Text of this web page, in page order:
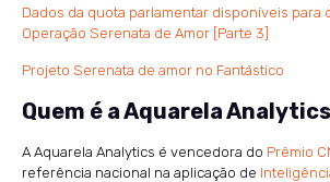
Dados da quota parlamentar disponíveis para
Operação Serenata de Amor [Parte 3]
Projeto Serenata de amor no Fantástico
Quem é a Aquarela
A Aquarela Analytics é vencedora do Prêmio
referência nacional na aplicação de